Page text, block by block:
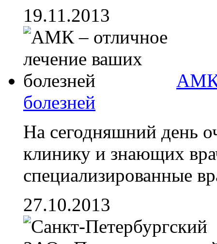
19.11.2013
АМК
болезней
На сегодняшний день
клинику и знающих
специализированные
27.10.2013